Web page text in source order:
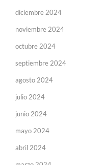
diciembre 2024
noviembre 2024
octubre 2024
septiembre 2024
agosto 2024
julio 2024
junio 2024
mayo 2024
abril 2024